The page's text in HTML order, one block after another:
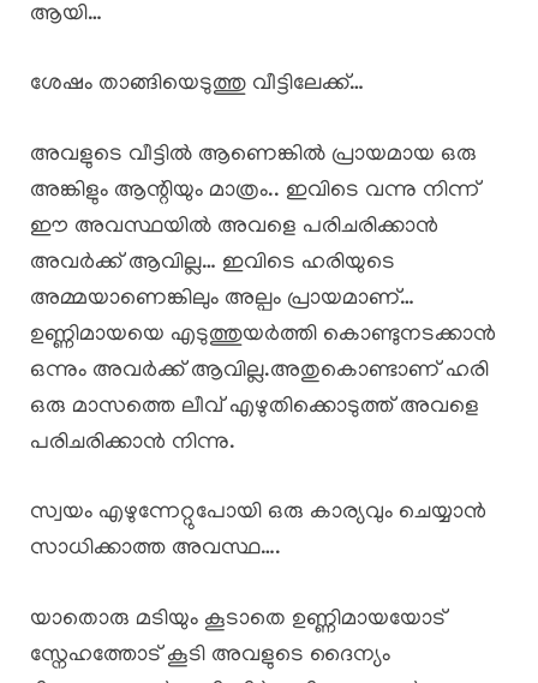
ആയി…
ശേഷം താങ്ങിയെടുത്തു വീട്ടിലേക്ക്…
അവളുടെ വീട്ടിൽ ആണെങ്കിൽ പ്രായമായ ഒരു
അങ്കിളും ആന്റിയും മാത്രം.. ഇവിടെ വന്നു നിന്ന്
ഈ അവസ്ഥയിൽ അവളെ പരിചരിക്കാൻ
അവർക്ക് ആവില്ല… ഇവിടെ ഹരിയുടെ
അമ്മയാണെങ്കിലും അല്പം പ്രായമാണ്…
ഉണ്ണിമായയെ എടുത്തുയർത്തി കൊണ്ടുനടക്കാൻ
ഒന്നും അവർക്ക് ആവില്ല.അതുകൊണ്ടാണ് ഹരി
ഒരു മാസത്തെ ലീവ് എഴുതിക്കൊടുത്ത് അവളെ
പരിചരിക്കാൻ നിന്നു.
സ്വയം എഴുന്നേറ്റുപോയി ഒരു കാര്യവും ചെയ്യാൻ
സാധിക്കാത്ത അവസ്ഥ….
യാതൊരു മടിയും കൂടാതെ ഉണ്ണിമായയോട്
സ്നേഹത്തോട് കൂടി അവളുടെ ദൈന്യം